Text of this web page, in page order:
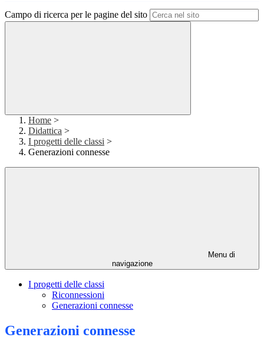
Campo di ricerca per le pagine del sito
Home >
Didattica >
I progetti delle classi >
Generazioni connesse
Menu di
navigazione
I progetti delle classi
Riconnessioni
Generazioni connesse
Generazioni connesse